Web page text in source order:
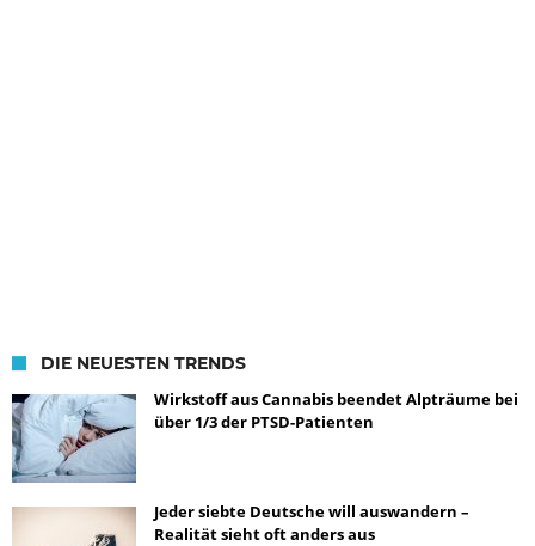
DIE NEUESTEN TRENDS
Wirkstoff aus Cannabis beendet Alpträume bei
über 1/3 der PTSD-Patienten
Jeder siebte Deutsche will auswandern –
Realität sieht oft anders aus